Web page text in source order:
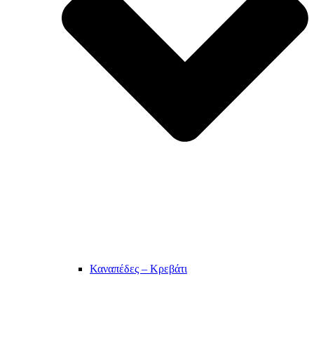
Καναπέδες – Κρεβάτι